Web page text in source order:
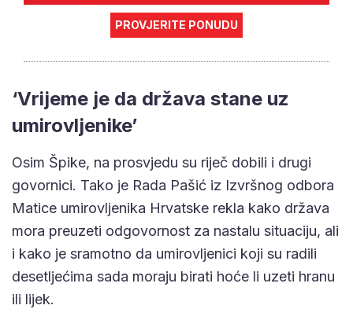
PROVJERITE PONUDU
‘Vrijeme je da država stane uz
umirovljenike’
Osim Špike, na prosvjedu su riječ dobili i drugi
govornici. Tako je Rada Pašić iz Izvršnog odbora
Matice umirovljenika Hrvatske rekla kako država
mora preuzeti odgovornost za nastalu situaciju, ali
i kako je sramotno da umirovljenici koji su radili
desetljećima sada moraju birati hoće li uzeti hranu
ili lijek.